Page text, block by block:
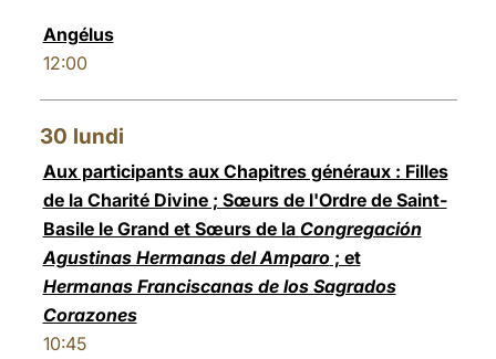
Angélus
12:00
30 lundi
Aux participants aux Chapitres généraux : Filles
de la Charité Divine ; Sœurs de l'Ordre de Saint-
Basile le Grand et Sœurs de la Congregación
Agustinas Hermanas del Amparo; et
Hermanas Franciscanas de los Sagrados
Corazones
10:45